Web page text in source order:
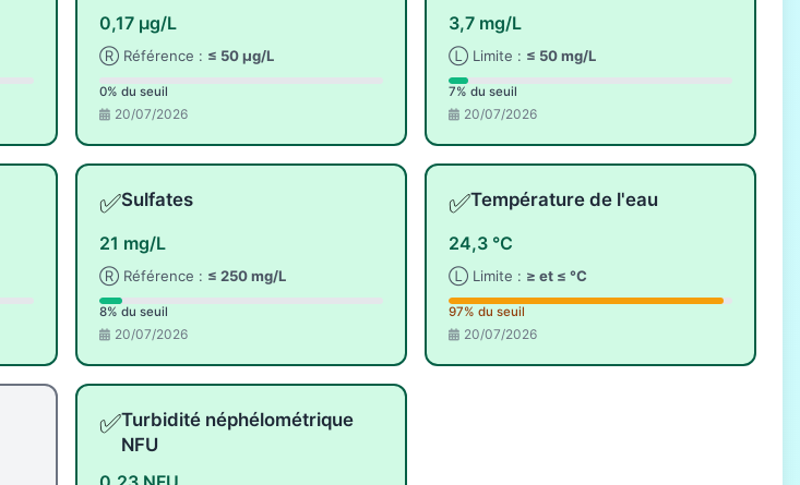
0,17 µg/L
Ⓡ Référence : ≤ 50 µg/L
0% du seuil
20/07/2026
3,7 mg/L
Ⓛ Limite : ≤ 50 mg/L
7% du seuil
20/07/2026
✅Sulfates
21 mg/L
Ⓡ Référence : ≤ 250 mg/L
8% du seuil
20/07/2026
✅Température de l'eau
24,3 °C
Ⓛ Limite : ≥ et ≤ °C
97% du seuil
20/07/2026
✅Turbidité néphélométrique
NFU